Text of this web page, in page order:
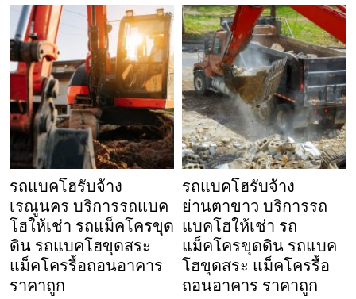
รถแบคโฮรับจ้าง
เรณูนคร บริการรถแบค
โฮให้เช่า รถแม็คโครขุด
ดิน รถแบคโฮขุดสระ
แม็คโครรื้อถอนอาคาร
ราคาถูก
รถแบคโฮรับจ้าง
ย่านตาขาว บริการรถ
แบคโฮให้เช่า รถ
แม็คโครขุดดิน รถแบค
โฮขุดสระ แม็คโครรื้อ
ถอนอาคาร ราคาถูก